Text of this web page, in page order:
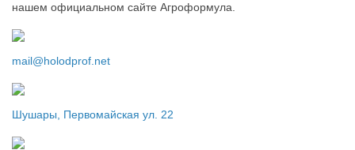
нашем официальном сайте Агроформула.
mail@holodprof.net
Шушары, Первомайская ул. 22